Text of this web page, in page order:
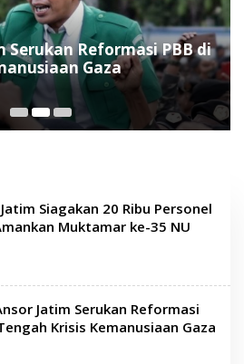
Serukan Reformasi PBB di
Gaza
Siagakan 20 Ribu Personel
Muktamar ke-35 NU
Jatim Serukan Reformasi
Krisis Kemanusiaan Gaza